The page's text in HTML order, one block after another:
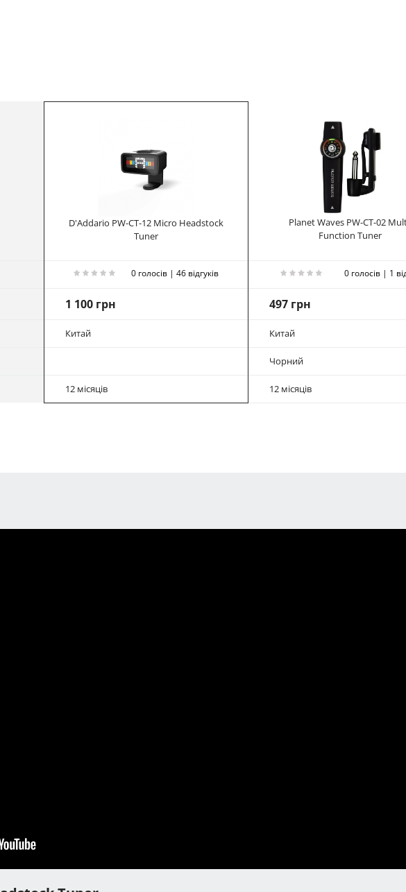
D'Addario PW-CT-12 Micro Headstock
Tuner
Planet Waves PW-CT-02
Function Tuner
0 голосів | 46 відгуків 0 голосів | 1
1 100 грн 497 грн
Китай Китай
Чорний
12 місяців 12 місяців